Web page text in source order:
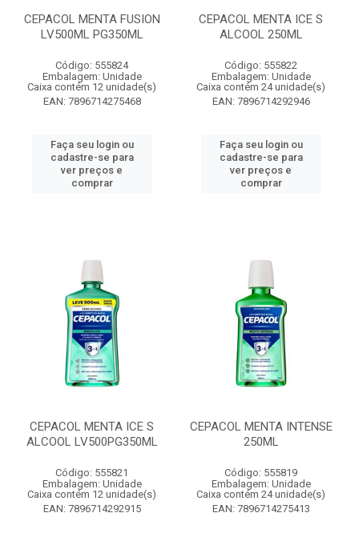
CEPACOL MENTA FUSION
LV500ML PG350ML
Código: 555824
Embalagem: Unidade
Caixa contém 12 unidade(s)
EAN: 7896714275468
Faça seu login ou
cadastre-se para
ver preços e
comprar
CEPACOL MENTA ICE S
ALCOOL 250ML
Código: 555822
Embalagem: Unidade
Caixa contém 24 unidade(s)
EAN: 7896714292946
Faça seu login ou
cadastre-se para
ver preços e
comprar
CEPACOL MENTA ICE S
ALCOOL LV500PG350ML
Código: 555821
Embalagem: Unidade
Caixa contém 12 unidade(s)
EAN: 7896714292915
CEPACOL MENTA INTENSE
250ML
Código: 555819
Embalagem: Unidade
Caixa contém 24 unidade(s)
EAN: 7896714275413